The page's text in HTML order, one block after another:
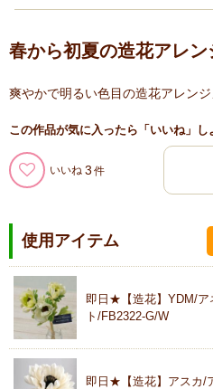
春から初夏の造花アレン
爽やかで明るい色目の造花アレンジ
この作品が気に入ったら「いいね」し
いいね 3
使用アイテム
即日★【造花】YDM/
ト/FB2322-G/W
即日★【造花】アスカ/